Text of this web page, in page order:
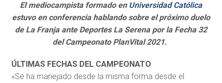
El mediocampista formado en Universidad Católica
estuvo en conferencia hablando sobre el próximo duelo
de La Franja ante Deportes La Serena por la Fecha 32
del Campeonato PlanVital 2021.
ÚLTIMAS FECHAS DEL CAMPEONATO
«Se ha manejado desde la misma forma desde el